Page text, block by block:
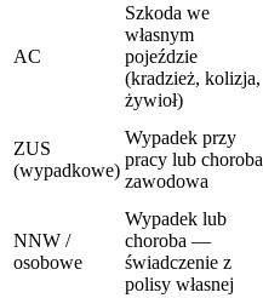
AC
Szkoda we
własnym
pojeździe
(kradzież, kolizja,
żywioł)
ZUS
(wypadkowe)
Wypadek przy
pracy lub choroba
zawodowa
NNW /
osobowe
Wypadek lub
choroba —
świadczenie z
polisy własnej